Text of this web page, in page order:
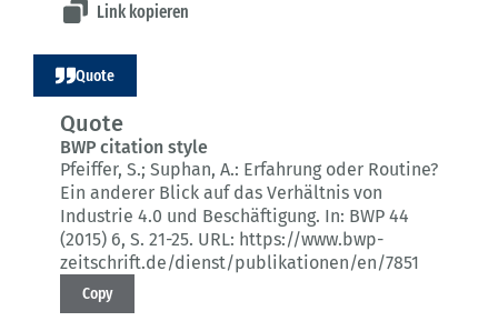
Link kopieren
Quote
Quote
BWP citation style
Pfeiffer, S.; Suphan, A.: Erfahrung oder Routine?
Ein anderer Blick auf das Verhältnis von
Industrie 4.0 und Beschäftigung. In: BWP 44
(2015) 6, S. 21-25. URL: https://www.bwp-
zeitschrift.de/dienst/publikationen/en/7851
Copy